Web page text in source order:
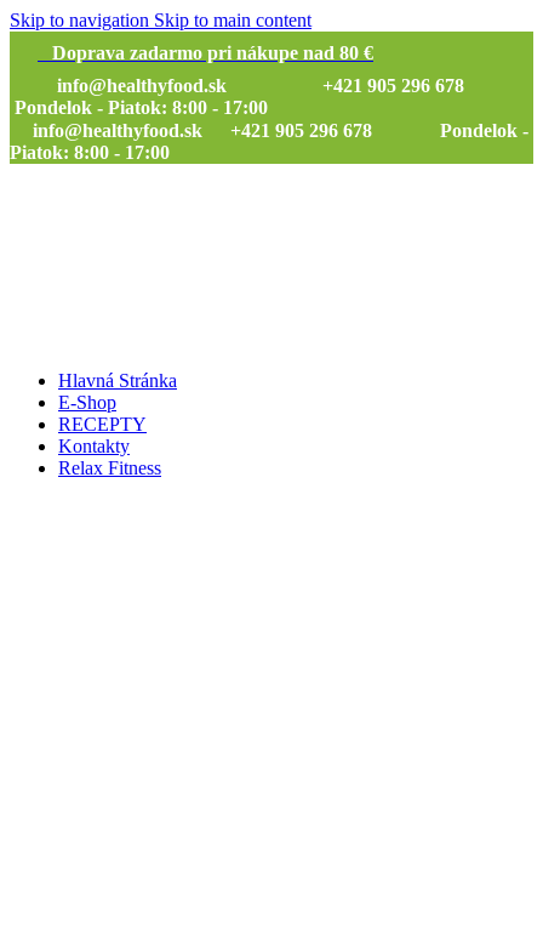
Skip to navigation Skip to main content
Doprava zadarmo pri nákupe nad 80 €
info@healthyfood.sk
+421 905 296 678
Pondelok - Piatok: 8:00 - 17:00
info@healthyfood.sk
+421 905 296 678 Pondelok -
Piatok: 8:00 - 17:00
Hlavná Stránka
E-Shop
RECEPTY
Kontakty
Relax Fitness